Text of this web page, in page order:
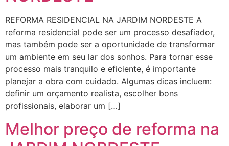
REFORMA RESIDENCIAL NA JARDIM NORDESTE A
reforma residencial pode ser um processo desafiador,
mas também pode ser a oportunidade de transformar
um ambiente em seu lar dos sonhos. Para tornar esse
processo mais tranquilo e eficiente, é importante
planejar a obra com cuidado. Algumas dicas incluem:
definir um orçamento realista, escolher bons
profissionais, elaborar um […]
Melhor preço de reforma na